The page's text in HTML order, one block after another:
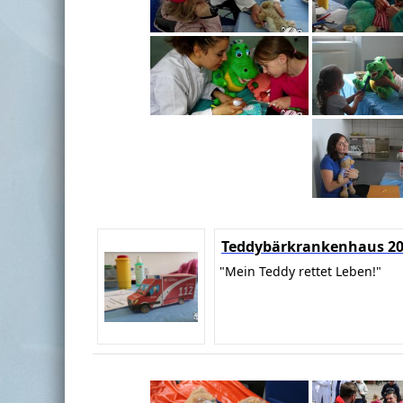
Teddybärkrankenhaus
"Mein Teddy rettet Leben!"